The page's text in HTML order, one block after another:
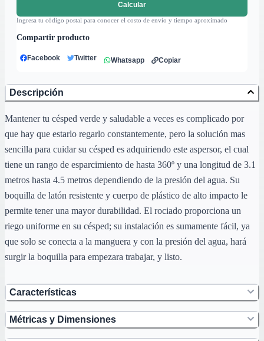
Calcular
Ingresa tu código postal para conocer el costo de envío y tiempo aproximado
Compartir producto
Facebook Twitter Whatsapp Copiar
Descripción
Mantener tu césped verde y saludable a veces es complicado por
que hay que estarlo regarlo constantemente, pero la solución mas
sencilla para cuidar su césped es adquiriendo este aspersor, el cual
tiene un rango de esparcimiento de hasta 360º y una longitud de 3.1
metros hasta 4.5 metros dependiendo de la presión del agua. Su
boquilla de latón resistente y cuerpo de plástico de alto impacto le
permite tener una mayor durabilidad. El rociado proporciona un
riego uniforme en su césped; su instalación es sumamente fácil, ya
que solo se conecta a la manguera y con la presión del agua, hará
surgir la boquilla para empezara trabajar, y listo.
Características
Métricas y Dimensiones